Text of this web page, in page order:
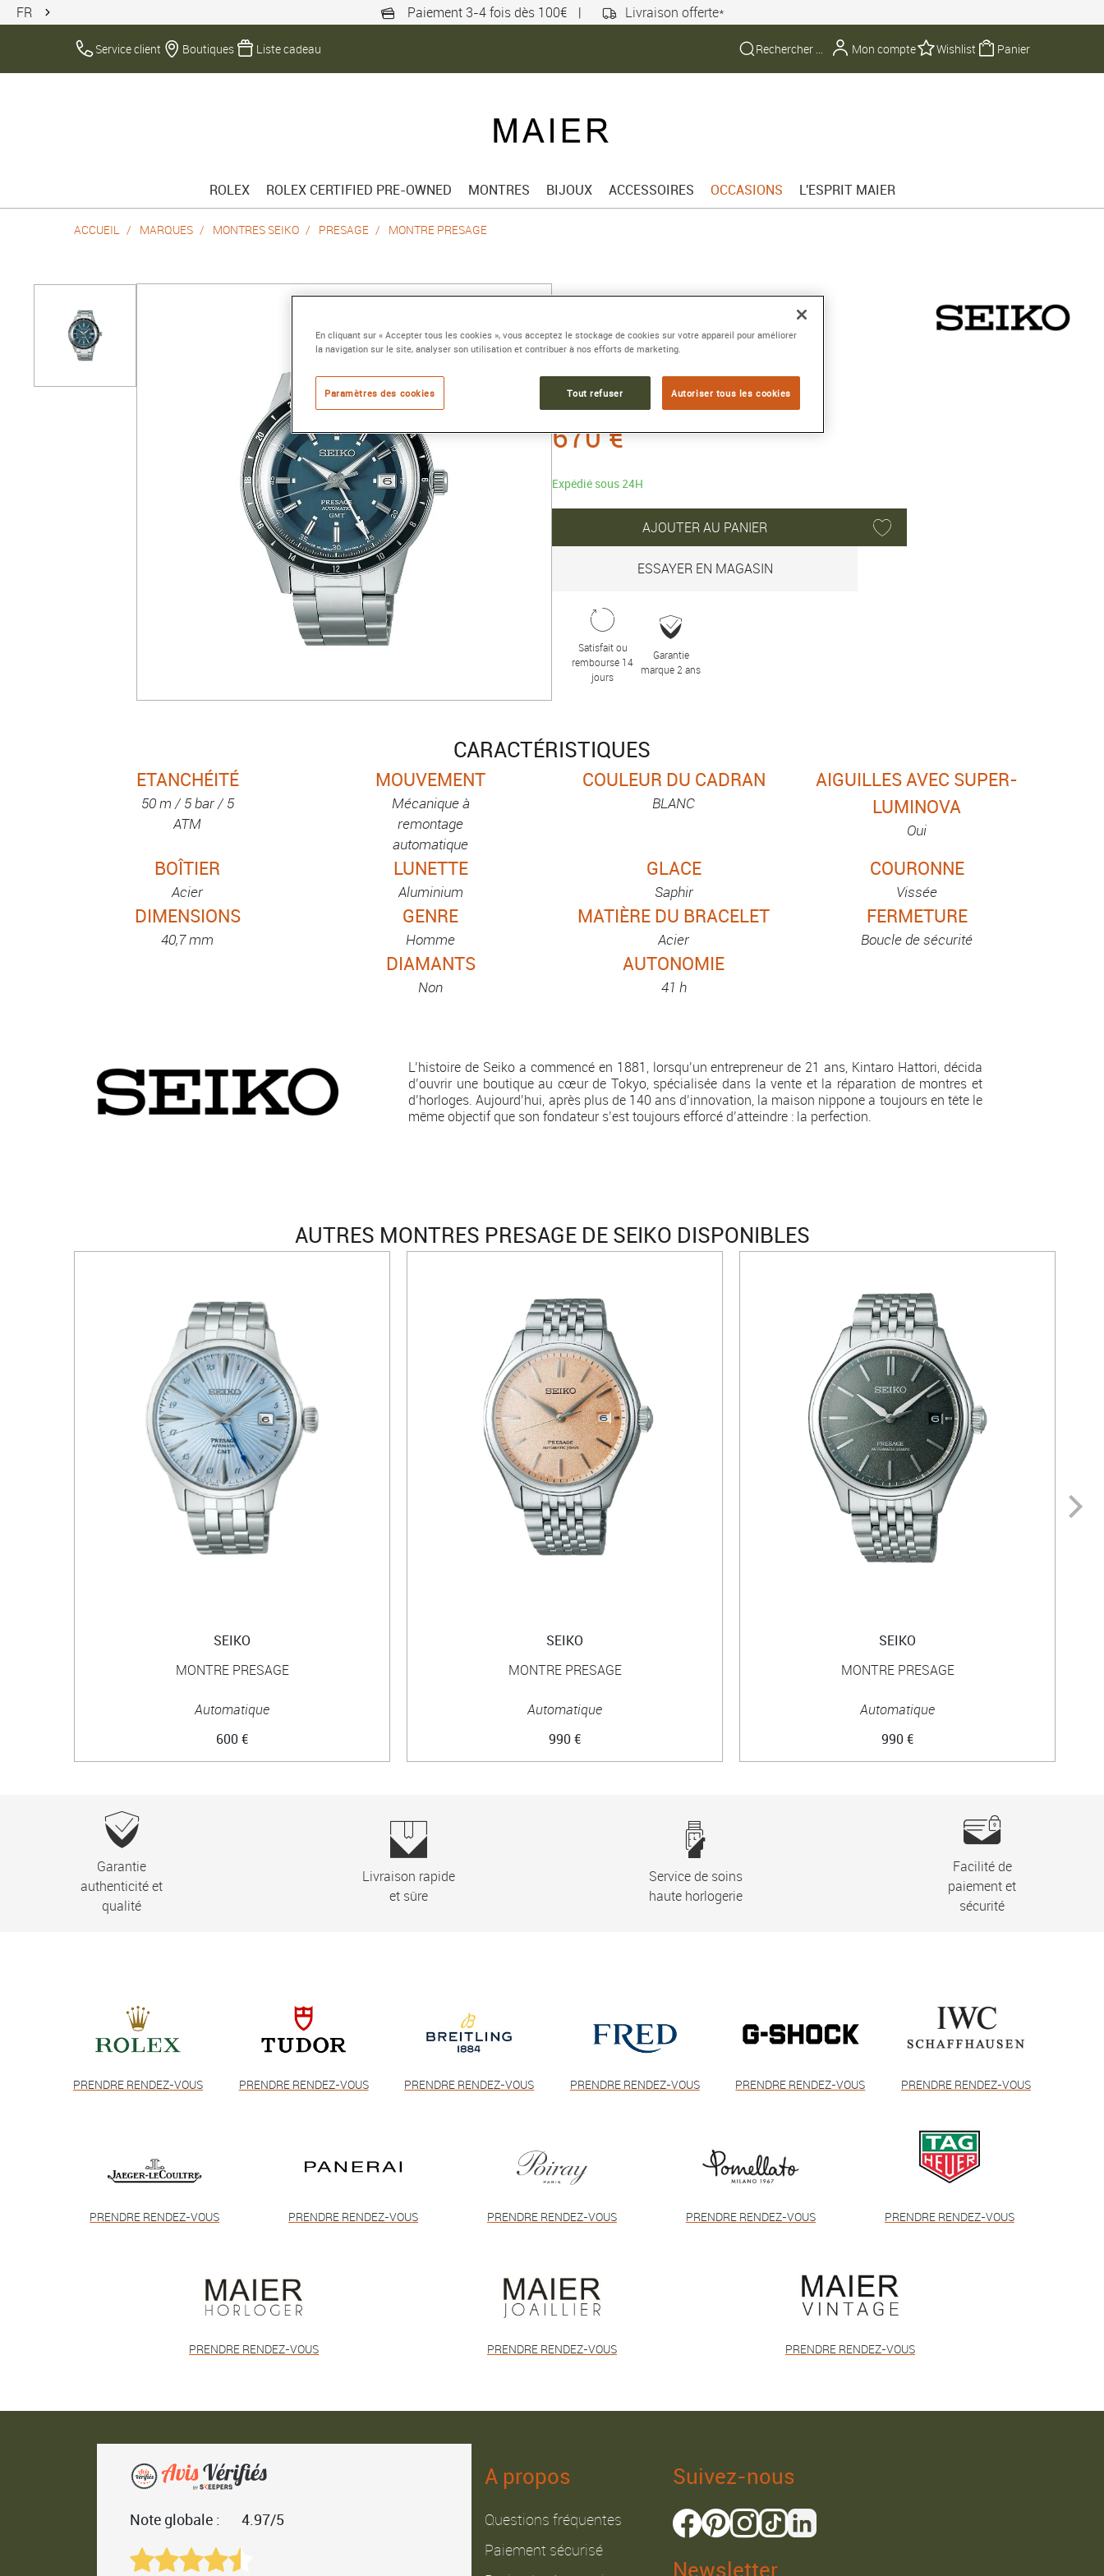
FR Paiement 3-4 fois dès 100€ | Livraison offerte*
Service client Boutiques Liste cadeau Mon compte Wishlist Panier
ROLEX ROLEX CERTIFIED PRE-OWNED MONTRES BIJOUX ACCESSOIRES OCCASIONS L'ESPRIT MAIER
ACCUEIL MARQUES MONTRES SEIKO PRESAGE MONTRE PRESAGE
MONTRE PRESAGE
Automatique multi-aiguilles
Collection :PRESAGE
670 €
Expédié sous 24H
AJOUTER AU PANIER
ESSAYER EN MAGASIN
Satisfait ou
remboursé 14
jours
Garantie
marque 2 ans
CARACTÉRISTIQUES
ETANCHÉITÉ
50 m / 5 bar / 5
ATM
MOUVEMENT
Mécanique à
remontage
automatique
COULEUR DU CADRAN
BLANC
AIGUILLES AVEC SUPER-
LUMINOVA
Oui
BOÎTIER
Acier
LUNETTE
Aluminium
GLACE
Saphir
COURONNE
Vissée
DIMENSIONS
40,7 mm
GENRE
Homme
MATIÈRE DU BRACELET
Acier
FERMETURE
Boucle de sécurité
DIAMANTS
Non
AUTONOMIE
41 h
L’histoire de Seiko a commencé en 1881, lorsqu’un entrepreneur de 21 ans, Kintaro Hattori, décida
d’ouvrir une boutique au cœur de Tokyo, spécialisée dans la vente et la réparation de montres et
d’horloges. Aujourd’hui, après plus de 140 ans d’innovation, la maison nippone a toujours en tête le
même objectif que son fondateur s’est toujours efforcé d’atteindre : la perfection.
AUTRES MONTRES PRESAGE DE SEIKO DISPONIBLES
SEIKO
MONTRE PRESAGE
Automatique
600 €
SEIKO
MONTRE PRESAGE
Automatique
990 €
SEIKO
MONTRE PRESAGE
Automatique
990 €
Garantie
authenticité et
qualité
Livraison rapide
et sûre
Service de soins
haute horlogerie
Facilité de
paiement et
sécurité
PRENDRE RENDEZ-VOUS PRENDRE RENDEZ-VOUS PRENDRE RENDEZ-VOUS PRENDRE RENDEZ-VOUS PRENDRE RENDEZ-VOUS PRENDRE RENDEZ-VOUS
PRENDRE RENDEZ-VOUS PRENDRE RENDEZ-VOUS PRENDRE RENDEZ-VOUS PRENDRE RENDEZ-VOUS PRENDRE RENDEZ-VOUS
PRENDRE RENDEZ-VOUS PRENDRE RENDEZ-VOUS PRENDRE RENDEZ-VOUS
Note globale : 4.97/5
A propos
Questions fréquentes
Paiement sécurisé
Suivez-nous
Newsletter
En cliquant sur « Accepter tous les cookies », vous acceptez le stockage de cookies sur votre appareil pour améliorer
la navigation sur le site, analyser son utilisation et contribuer à nos efforts de marketing.
Paramètres des cookies Tout refuser Autoriser tous les cookies